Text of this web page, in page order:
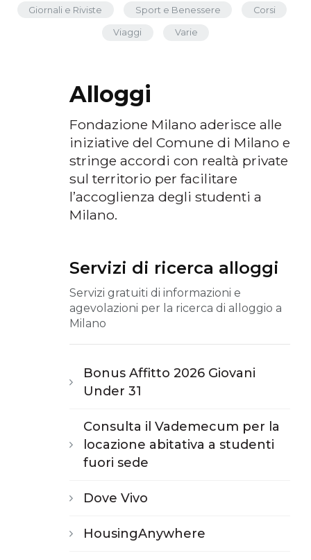
Giornali e Riviste Sport e Benessere Corsi
Viaggi Varie
Alloggi
Fondazione Milano aderisce alle
iniziative del Comune di Milano e
stringe accordi con realtà private
sul territorio per facilitare
l’accoglienza degli studenti a
Milano.
Servizi di ricerca alloggi
Servizi gratuiti di informazioni e
agevolazioni per la ricerca di alloggio a
Milano
Bonus Affitto 2026 Giovani
Under 31
Consulta il Vademecum per la
locazione abitativa a studenti
fuori sede
Dove Vivo
HousingAnywhere